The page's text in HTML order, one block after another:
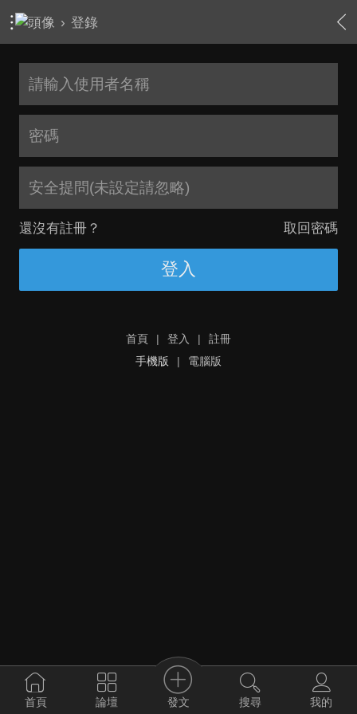
› 登錄
安全提問(未設定請忽略)
還沒有註冊？ 取回密碼
登入
首頁 | 登入 |
註冊
手機版
| 電腦版
首頁 論壇 發文 搜尋 我的